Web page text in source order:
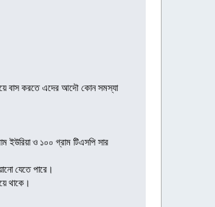
বাস করতে এদের আদৌ কোন সমস্যা
ইউরিয়া ও ১০০ গ্রাম টিএসপি সার
যেতে পারে।
থাকে।